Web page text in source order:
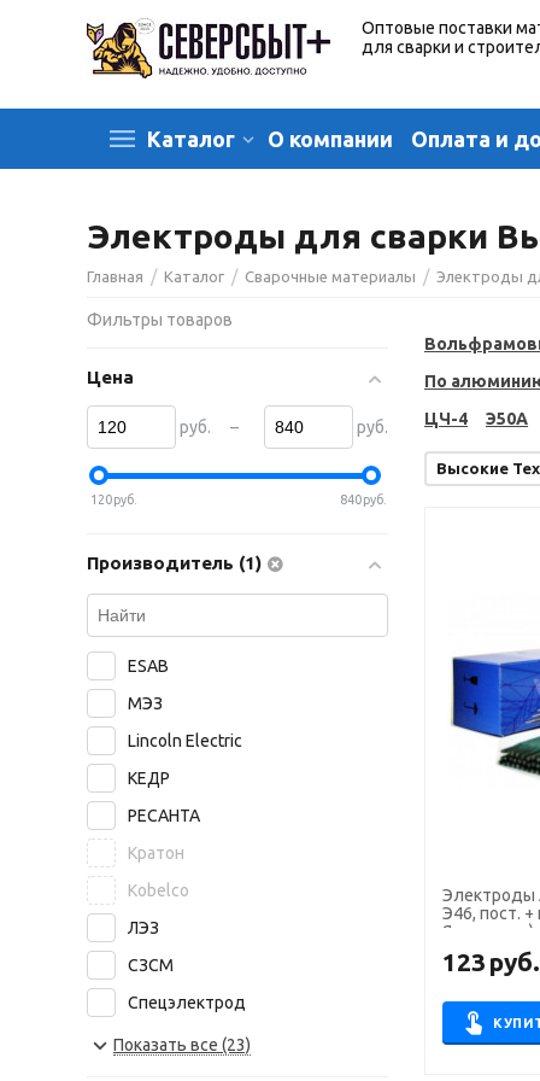
Оптовые поставки
для сварки и
Каталог О компании Оплата и
Электроды для сварки
Главная / Каталог / Сварочные материалы / Электроды
По
ЦЧ-4
Э50А
Высокие
Электроды
Э46, пост. +
Ярославль)
123 руб.
Фильтры товаров
Цена
руб. – руб.
120руб. 840руб.
Производитель (1)
ESAB
МЭЗ
Lincoln Electric
КЕДР
РЕСАНТА
Кратон
Kobelco
ЛЭЗ
СЗСМ
Спецэлектрод
NITTETSU
Показать все (23)